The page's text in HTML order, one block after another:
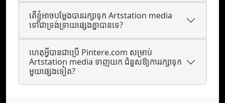
តើខ្ញុំអាចបម្លែងបានរក្សាទុក Artstation media
ទៅជាទ្រង់ទ្រាយផ្សេងគ្នាបានទេ?
ហេតុអ្វីបានជាប្រើ Pintere.com សម្រាប់
Artstation media ទាញយក ជំនួសឱ្យការរក្សាទុក
មួយផ្សេងទៀត?